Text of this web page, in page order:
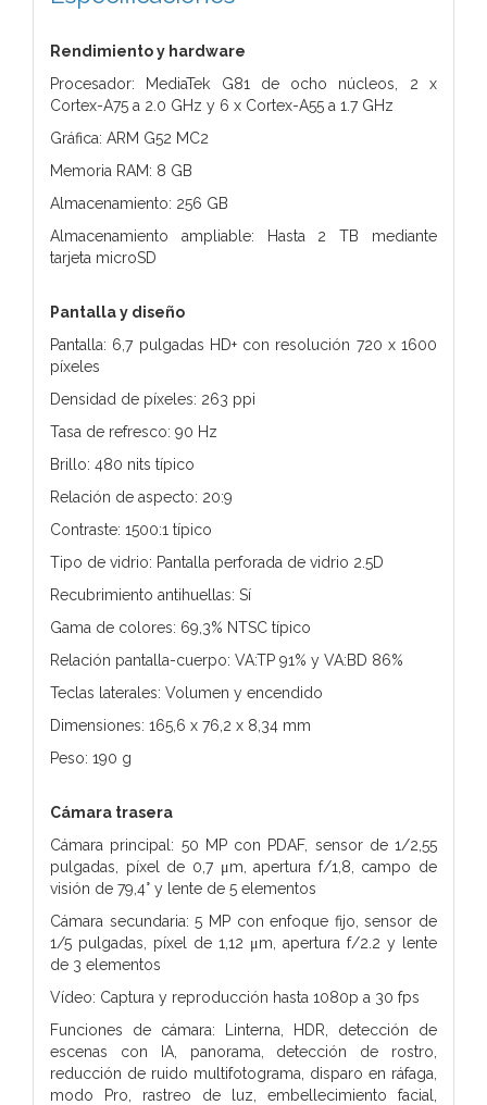
Rendimiento y hardware
Procesador: MediaTek G81 de ocho núcleos, 2 x
Cortex-A75 a 2.0 GHz y 6 x Cortex-A55 a 1.7 GHz
Gráfica: ARM G52 MC2
Memoria RAM: 8 GB
Almacenamiento: 256 GB
Almacenamiento ampliable: Hasta 2 TB mediante
tarjeta microSD
Pantalla y diseño
Pantalla: 6,7 pulgadas HD+ con resolución 720 x 1600
píxeles
Densidad de píxeles: 263 ppi
Tasa de refresco: 90 Hz
Brillo: 480 nits típico
Relación de aspecto: 20:9
Contraste: 1500:1 típico
Tipo de vidrio: Pantalla perforada de vidrio 2.5D
Recubrimiento antihuellas: Sí
Gama de colores: 69,3% NTSC típico
Relación pantalla-cuerpo: VA:TP 91% y VA:BD 86%
Teclas laterales: Volumen y encendido
Dimensiones: 165,6 x 76,2 x 8,34 mm
Peso: 190 g
Cámara trasera
Cámara principal: 50 MP con PDAF, sensor de 1/2,55
pulgadas, píxel de 0,7 μm, apertura f/1,8, campo de
visión de 79,4° y lente de 5 elementos
Cámara secundaria: 5 MP con enfoque fijo, sensor de
1/5 pulgadas, píxel de 1,12 μm, apertura f/2.2 y lente
de 3 elementos
Vídeo: Captura y reproducción hasta 1080p a 30 fps
Funciones de cámara: Linterna, HDR, detección de
escenas con IA, panorama, detección de rostro,
reducción de ruido multifotograma, disparo en ráfaga,
modo Pro, rastreo de luz, embellecimiento facial,